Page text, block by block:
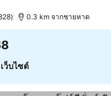
0.3 km จากชายหาด
ว็บไซต์